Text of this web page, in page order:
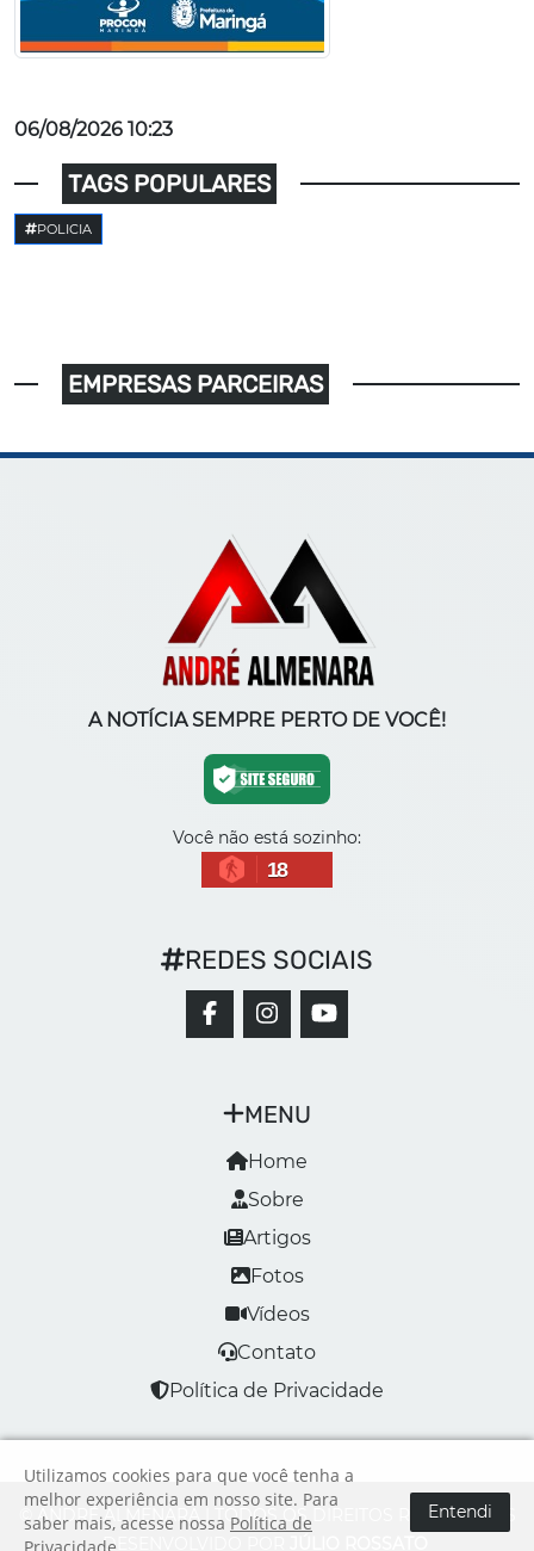
06/08/2026 10:23
TAGS POPULARES
POLICIA
EMPRESAS PARCEIRAS
A NOTÍCIA SEMPRE PERTO DE VOCÊ!
Você não está sozinho:
18
MENU
Home
Sobre
Artigos
Fotos
Vídeos
Contato
Política de Privacidade
REDES SOCIAIS
© ANDRÉ ALMENARA | TODOS OS DIREITOS RESERVADOS
DESENVOLVIDO POR
Utilizamos cookies para que você tenha a
melhor experiência em nosso site. Para
saber mais, acesse nossa Política de
Entendi